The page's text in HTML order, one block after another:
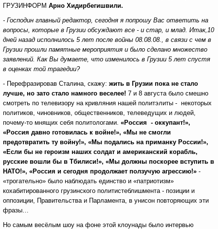
ГРУЗИНФОРМ Арно Хидирбегишвили.
- Господин главный редактор, сегодня я попрошу Вас ответить на
вопросы, которые в Грузии обсуждают все - и стар, и млад. Итак,10
дней назад исполнилось 5 лет после войны 08.08.08., в связи с чем в
Грузии прошли памятные мероприятия и было сделано множество
заявлений. Как Вы думаете, что изменилось в Грузии 5 лет спустя
в оценках той трагедии?
- Перефразировав Сталина, скажу: жить в Грузии пока не стало
лучше, но зато стало намного веселее! 7 и 8 августа было смешно
смотреть по телевизору на кривляния нашей политэлиты - некоторых
политиков, чиновников, общественников, телеведущих и людей,
почему-то мнящих себя политологами. «Россия - оккупант!»,
«Россия давно готовилась к войне!», «Мы не смогли
предотвратить ту войну!», «Мы подались на приманку России!»,
«Если бы не героизм наших солдат и американский корабль,
русские вошли бы в Тбилиси!», «Мы должны поскорее вступить в
НАТО!», «Россия и сегодня продолжает ползучую агрессию!» -
«трогательно» было наблюдать единство и «патриотизм»
кохабитированного грузинского политистеблишмента - позиции и
оппозиции, Правительства и Парламента, в унисон повторяющих эти
фразы…
Но самым весёлым шоу на фоне этой клоунады было интервью